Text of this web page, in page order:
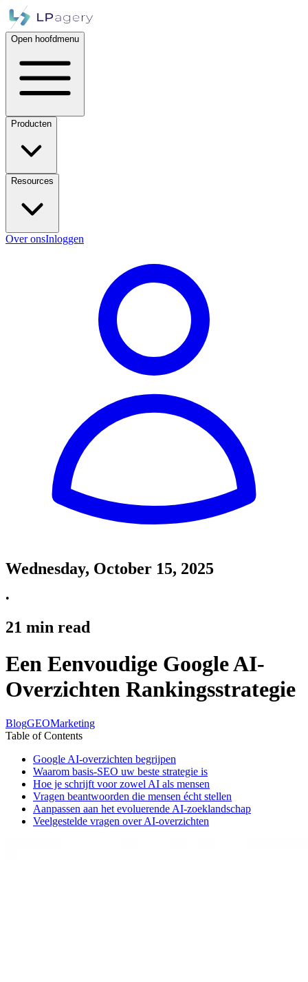
Open hoofdmenu
Producten
Resources
Over onsInloggen
Wednesday, October 15, 2025
•
21 min read
Een Eenvoudige Google AI-
Overzichten Rankingsstrategie
BlogGEOMarketing
Table of Contents
Google AI-overzichten begrijpen
Waarom basis-SEO uw beste strategie is
Hoe je schrijft voor zowel AI als mensen
Vragen beantwoorden die mensen écht stellen
Aanpassen aan het evoluerende AI-zoeklandschap
Veelgestelde vragen over AI-overzichten